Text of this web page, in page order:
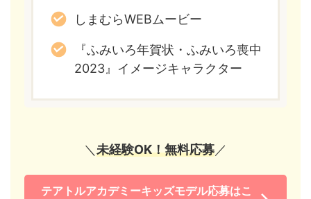
しまむらWEBムービー
『ふみいろ年賀状・ふみいろ喪中
2023』イメージキャラクター
＼ 未経験OK！無料応募／
テアトルアカデミーキッズモデル応募はこ